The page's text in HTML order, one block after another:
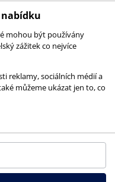
vyhrazena
and the
of Serviceapply.
mohou být používány
zážitek co nejvíce
reklamy, sociálních médií a
můžeme ukázat jen to, co